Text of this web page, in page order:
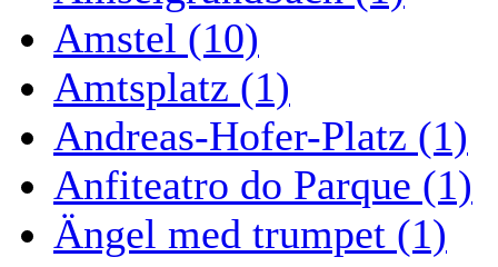
Amstel (10)
Amtsplatz (1)
Andreas-Hofer-Platz (1)
Anfiteatro do Parque (1)
Ängel med trumpet (1)